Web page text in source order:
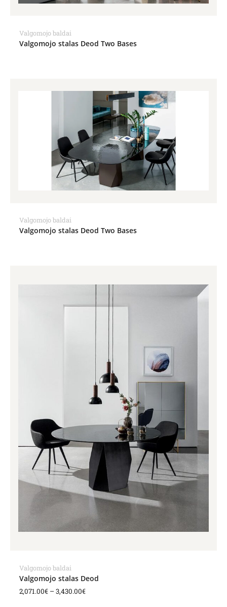
Valgomojo baldai
Valgomojo stalas Deod Two Bases
Valgomojo baldai
Valgomojo stalas Deod Two Bases
Valgomojo baldai
Valgomojo stalas Deod
2,071.00€ –3,430.00€
2,071.00€
through
3,430.00€